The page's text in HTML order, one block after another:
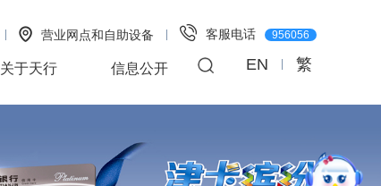
营业网点和自助设备 客服电话 956056
EN 繁
关于天行 信息公开